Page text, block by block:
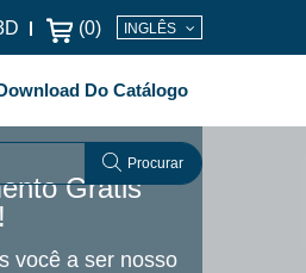
(0) INGLÊS
Do Catálogo
Procurar
Grátis
você a ser nosso